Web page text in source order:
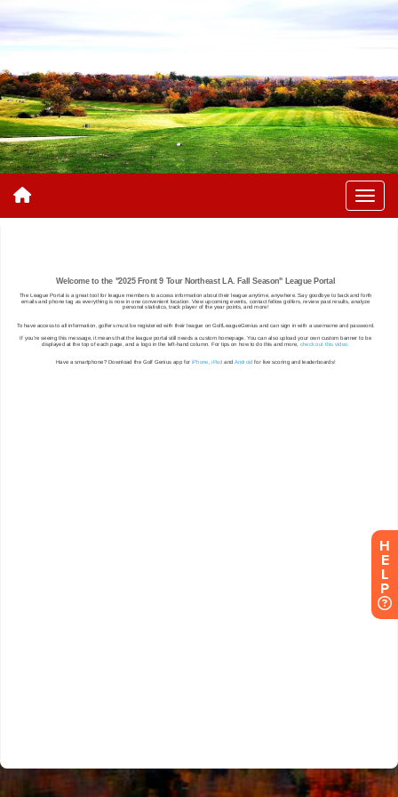
H
E
L
P